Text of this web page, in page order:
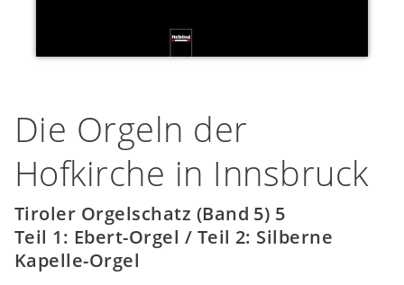
Die Orgeln der
Hofkirche in Innsbruck
Tiroler Orgelschatz (Band 5) 5
Teil 1: Ebert-Orgel / Teil 2: Silberne
Kapelle-Orgel